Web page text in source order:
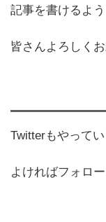
記事を書けるよ
皆さんよろしくお
Twitterもやってい
よければフォロ